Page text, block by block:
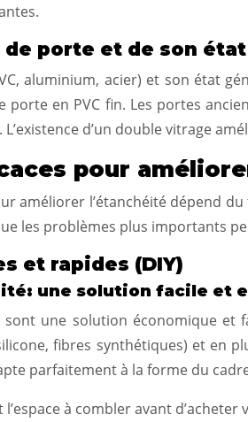
porte et de son état
aluminium, acier) et son état
porte en PVC fin. Les portes
d’un double vitrage
pour
améliorer l’étanchéité dépend
les problèmes plus importants
et rapides (DIY)
une solution facile et
sont une solution économique
fibres synthétiques) et en
parfaitement à la forme du
à combler avant d’acheter